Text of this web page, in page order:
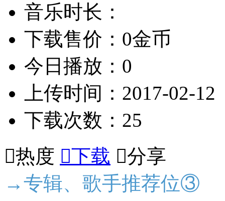
音乐时长：
下载售价：0金币
今日播放：0
上传时间：2017-02-12
下载次数：25
热度 下载 分享
→专辑、歌手推荐位③